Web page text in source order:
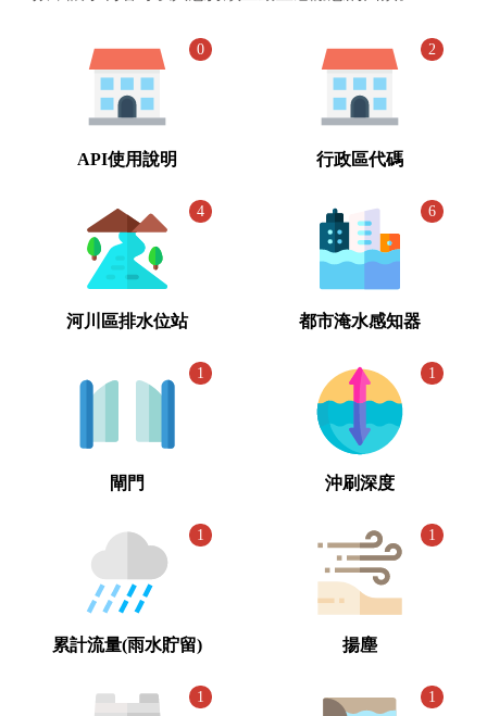
API使用說明
0
行政區代碼
2
河川區排水位站
4
都市淹水感知器
6
閘門
1
沖刷深度
1
累計流量(雨水貯留)
1
揚塵
1
1 1